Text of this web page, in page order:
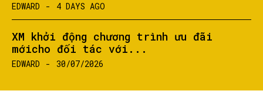
EDWARD - 4 DAYS AGO
XM khởi động chương trình ưu đãi
mớicho đối tác với...
EDWARD - 30/07/2026